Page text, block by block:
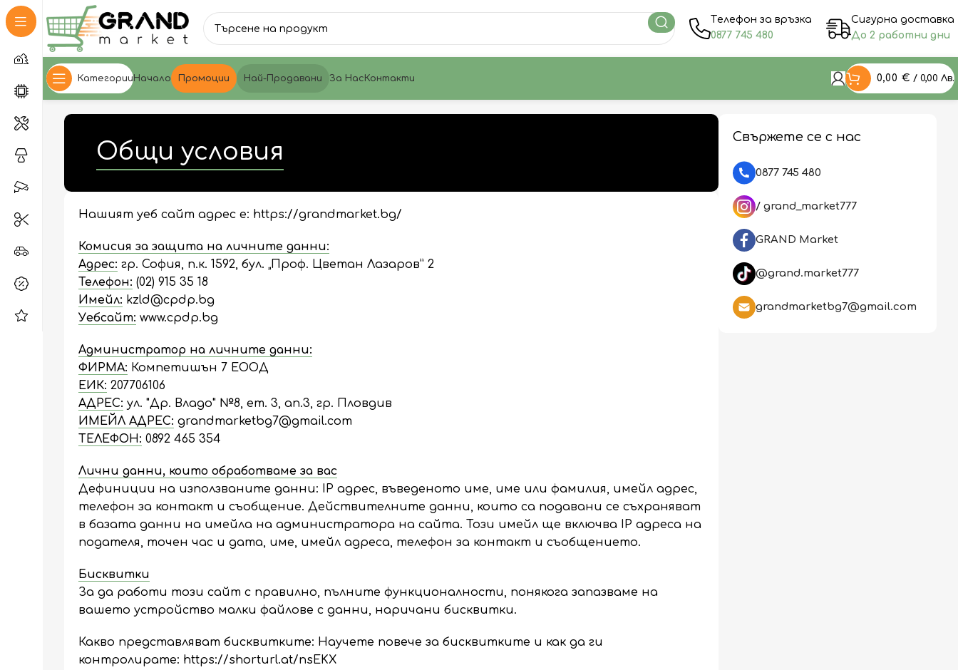
Tелефон за връзка
0877 745 480
Сигурна доставка
До 2 работни дни
КатегорииНачало Промоции Най-Продавани За Нас Контакти 0,00 € / 0,00 Лв.
Общи условия
Нашият уеб сайт адрес е: https://grandmarket.bg/
Комисия за защита на личните данни:
Адрес: гр. София, п.к. 1592, бул. „Проф. Цветан Лазаров” 2
Телефон: (02) 915 35 18
Имейл: kzld@cpdp.bg
Уебсайт: www.cpdp.bg
Администратор на личните данни:
ФИРМА: Компетишън 7 ЕООД
ЕИК: 207706106
АДРЕС: ул. "Др. Владо" №8, ет. 3, ап.3, гр. Пловдив
ИМЕЙЛ АДРЕС: grandmarketbg7@gmail.com
ТЕЛЕФОН: 0892 465 354
Лични данни, които обработваме за вас
Дефиниции на използваните данни: IP адрес, въведеното име, име или фамилия, имейл адрес,
телефон за контакт и съобщение. Действителните данни, които са подавани се съхраняват
в базата данни на имейла на администратора на сайта. Този имейл ще включва IP адреса на
подателя, точен час и дата, име, имейл адреса, телефон за контакт и съобщението.
Бисквитки
За да работи този сайт с правилно, пълните функционалности, понякога запазваме на
вашето устройство малки файлове с данни, наричани бисквитки.
Какво представляват бисквитките: Научете повече за бисквитките и как да ги
контролирате: https://shorturl.at/nsEKX
Свържете се с нас
0877 745 480
/ grand_market777
GRAND Market
@grand.market777
grandmarketbg7@gmail.com